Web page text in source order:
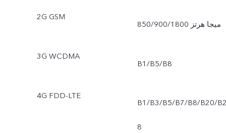
2G GSM
850/900/1800 ميجا هرتز
3G WCDMA
B1/B5/B8
4G FDD-LTE
B1/B3/B5/B7/B8/B20/
8